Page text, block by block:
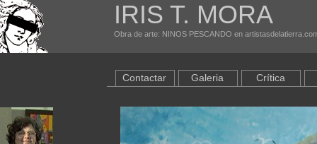
IRIS T. MORA
Obra de arte: NINOS PESCANDO en
Contactar Galeria Crítica